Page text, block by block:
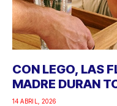
CON LEGO, LAS
MADRE DURAN
14 ABRIL, 2026